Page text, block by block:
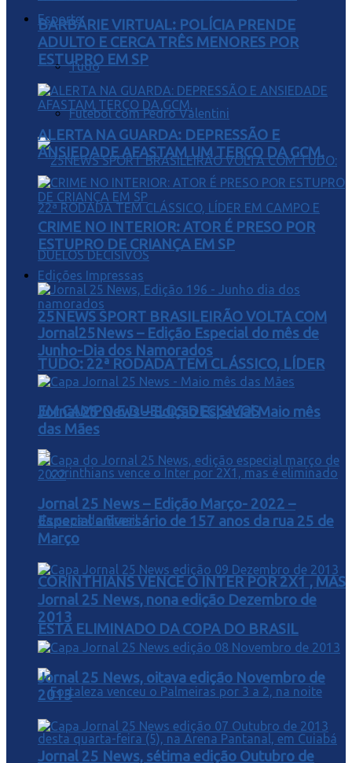
Esporte
Tudo
Futebol com Pedro Valentini
25NEWS SPORT BRASILEIRÃO VOLTA COM
TUDO: 22ª RODADA TEM CLÁSSICO, LÍDER
EM CAMPO E DUELOS DECISIVOS
CORINTHIANS VENCE O INTER POR 2X1 , MAS
ESTA ELIMINADO DA COPA DO BRASIL
BARBÁRIE VIRTUAL: POLÍCIA PRENDE
ADULTO E CERCA TRÊS MENORES POR
ESTUPRO EM SP
ALERTA NA GUARDA: DEPRESSÃO E
ANSIEDADE AFASTAM UM TERÇO DA GCM.
CRIME NO INTERIOR: ATOR É PRESO POR
ESTUPRO DE CRIANÇA EM SP
Edições Impressas
Jornal25News – Edição Especial do mês de
Junho-Dia dos Namorados
Jornal 25 News – Edição Especial Maio mês
das Mães
Jornal 25 News – Edição Março- 2022 –
Especial aniversário de 157 anos da rua 25 de
Março
Jornal 25 News, nona edição Dezembro de
2013
Jornal 25 News, oitava edição Novembro de
2013
Jornal 25 News, sétima edição Outubro de